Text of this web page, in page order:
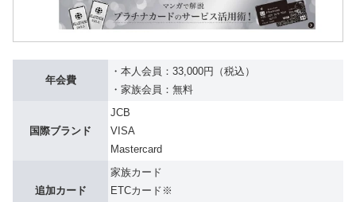
年会費
・本人会員：33,000円（税込）
・家族会員：無料
国際ブランド
JCB
VISA
Mastercard
追加カード
家族カード
ETCカード※